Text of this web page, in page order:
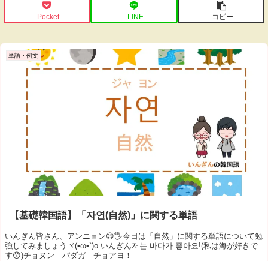
Pocket LINE コピー
単語・例文
【基礎韓国語】「자연(自然)」に関する単語
いんぎん皆さん、アンニョン😊🖐今日は「自然」に関する単語について勉
強してみましょうヾ(•ω•`)o いんぎん저는 바다가 좋아요!(私は海が好きで
す😙)チョヌン パダガ チョアヨ！